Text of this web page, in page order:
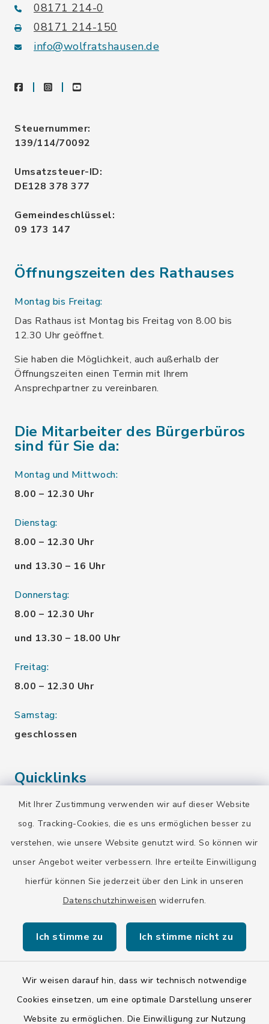
Mit Ihrer Zustimmung verwenden wir auf dieser Website
sog. Tracking-Cookies, die es uns ermöglichen besser zu
verstehen, wie unsere Website genutzt wird. So können wir
unser Angebot weiter verbessern. Ihre erteilte Einwilligung
hierfür können Sie jederzeit über den Link in unseren
Datenschutzhinweisen widerrufen.
Ich stimme zu Ich stimme nicht zu
Wir weisen darauf hin, dass wir technisch notwendige
Cookies einsetzen, um eine optimale Darstellung unserer
Website zu ermöglichen. Die Einwilligung zur Nutzung
08171 214-0
08171 214-150
info@wolfratshausen.de
facebookinstagramyoutube
Steuernummer:
139/114/70092
Umsatzsteuer-ID:
DE128 378 377
Gemeindeschlüssel:
09 173 147
Öffnungszeiten des Rathauses
Montag bis Freitag:
Das Rathaus ist Montag bis Freitag von 8.00 bis
12.30 Uhr geöffnet.
Sie haben die Möglichkeit, auch außerhalb der
Öffnungszeiten einen Termin mit Ihrem
Ansprechpartner zu vereinbaren.
Die Mitarbeiter des Bürgerbüros
sind für Sie da:
Montag und Mittwoch:
8.00 – 12.30 Uhr
Dienstag:
8.00 – 12.30 Uhr
und 13.30 – 16 Uhr
Donnerstag:
8.00 – 12.30 Uhr
und 13.30 – 18.00 Uhr
Freitag:
8.00 – 12.30 Uhr
Samstag:
geschlossen
Quicklinks
Landratsamt Bad Tölz-Wolfratshausen
BayernPortal
Kontakt
Barrierefreiheit